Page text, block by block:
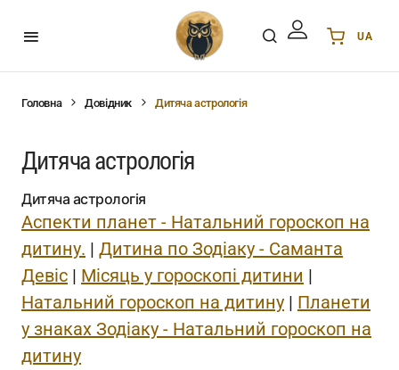
UA
IN हिन्दी
FR Français
KR 한국어
Головна Довідник Дитяча астрологія
Дитяча астрологія
Дитяча астрологія
Аспекти планет - Натальний гороскоп на
дитину. | Дитина по Зодіаку - Саманта
Девіс | Місяць у гороскопі дитини |
Натальний гороскоп на дитину | Планети
у знаках Зодіаку - Натальний гороскоп на
дитину